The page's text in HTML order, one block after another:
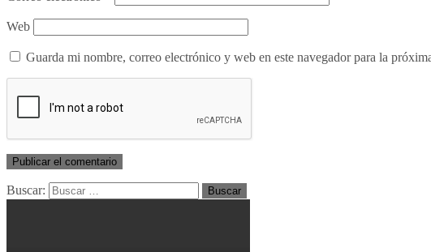
Web
Guarda mi nombre, correo electrónico y web en este navegador para la
Buscar: